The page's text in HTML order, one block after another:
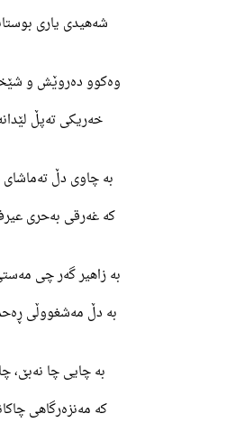
شەهیدی یاری
وەکوو دەروێش و
خەریکی تەپڵ
بە چاوی دڵ
کە غەرقی بەحری
بە زاهیر گەر چی
بە دڵ مەشغووڵی
بە چایی چا نەبێ،
کە مەنزەرگاهی